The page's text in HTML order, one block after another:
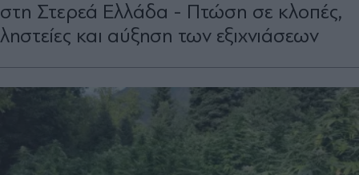
στη Στερεά Ελλάδα - Πτώση σε κλοπές,
ληστείες και αύξηση των εξιχνιάσεων